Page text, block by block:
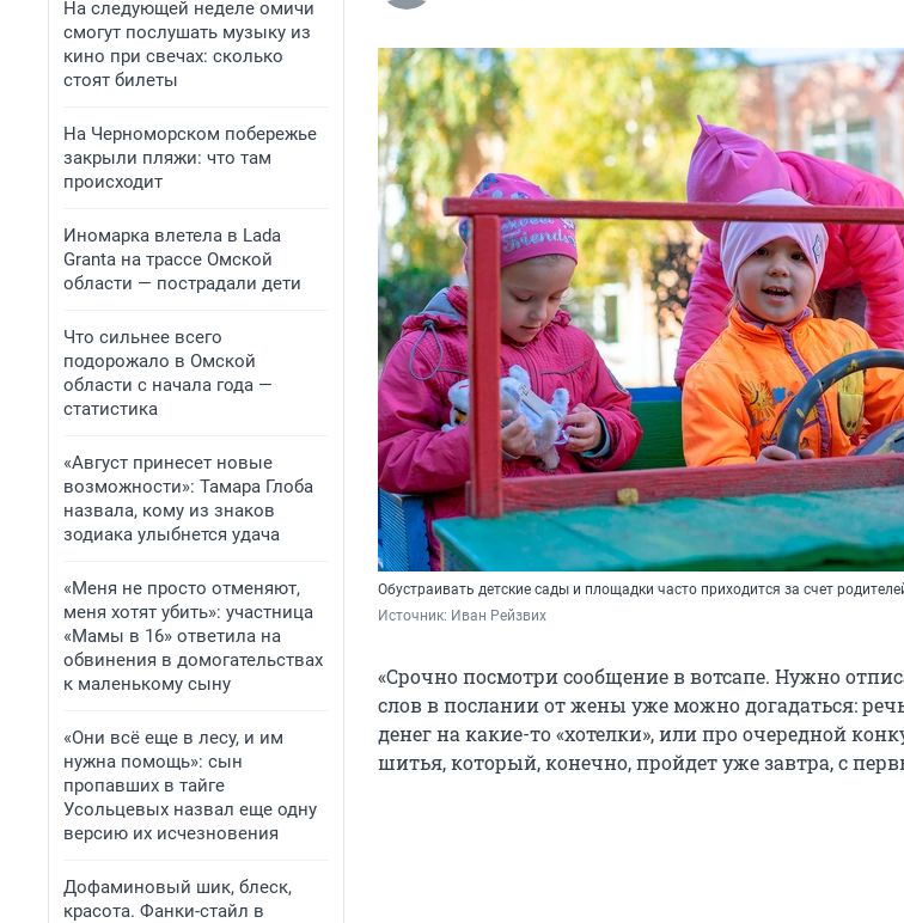
На следующей неделе омичи
смогут послушать музыку из
кино при свечах: сколько
стоят билеты
На Черноморском побережье
закрыли пляжи: что там
происходит
Иномарка влетела в Lada
Granta на трассе Омской
области — пострадали дети
Что сильнее всего
подорожало в Омской
области с начала года —
статистика
«Август принесет новые
возможности»: Тамара Глоба
назвала, кому из знаков
зодиака улыбнется удача
«Меня не просто отменяют,
меня хотят убить»: участница
«Мамы в 16» ответила на
обвинения в домогательствах
к маленькому сыну
«Они всё еще в лесу, и им
нужна помощь»: сын
пропавших в тайге
Усольцевых назвал еще одну
версию их исчезновения
Дофаминовый шик, блеск,
красота. Фанки-стайл в
Обустраивать детские сады и площадки часто приходится за счет
Источник: Иван Рейзвих
«Срочно посмотри сообщение в вотсапе. Нужно
слов в послании от жены уже можно догадаться:
денег на какие-то «хотелки», или про очередной
шитья, который, конечно, пройдет уже завтра, с